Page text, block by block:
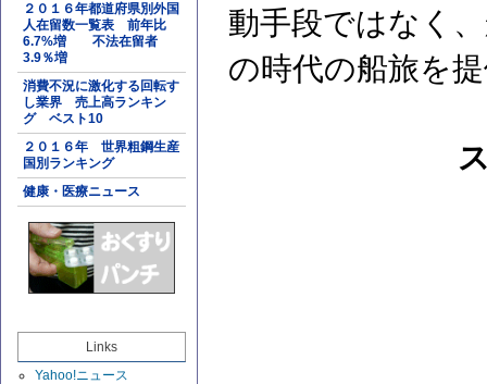
２０１６年都道府県別外国
人在留数一覧表 前年比
6.7%増 不法在留者
3.9％増
消費不況に激化する回転す
し業界 売上高ランキン
グ ベスト10
２０１６年 世界粗鋼生産
国別ランキング
健康・医療ニュース
Links
Yahoo!ニュース
動手段ではなく
の時代の船旅を